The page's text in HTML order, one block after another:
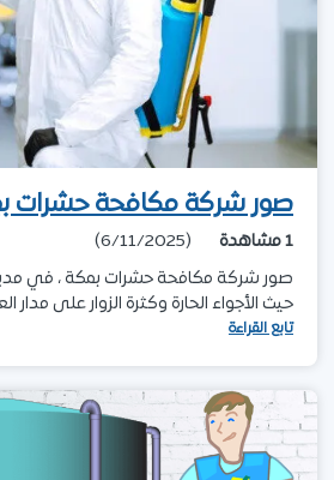
صور شركة مكافحة حشرات
1مشاهدة
(6/11/2025)
صور شركة مكافحة حشرات بمكة ، في
حيث الأجواء الحارة وكثرة الزوار على مدار
تابع القراءة